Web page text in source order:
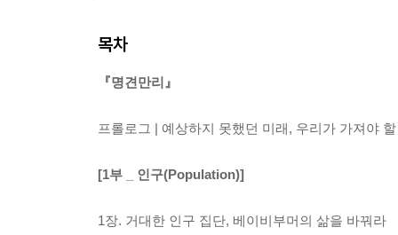
목차
『명견만리』
프롤로그 | 예상하지 못했던 미래, 우리가 가져야
[1부 _ 인구(Population)]
1장. 거대한 인구 집단, 베이비부머의 삶을 바꿔라